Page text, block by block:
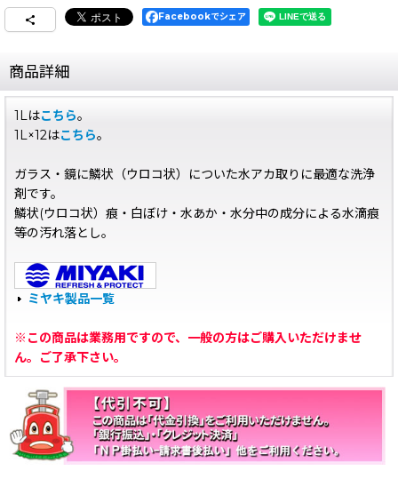
Facebookでシェア
商品詳細
1Lはこちら。
1L×12はこちら。
ガラス・鏡に鱗状（ウロコ状）についた水アカ取りに最適な洗浄
剤です。
鱗状(ウロコ状）痕・白ぼけ・水あか・水分中の成分による水滴痕
等の汚れ落とし。
ミヤキ製品一覧
※この商品は業務用ですので、一般の方はご購入いただけませ
ん。ご了承下さい。